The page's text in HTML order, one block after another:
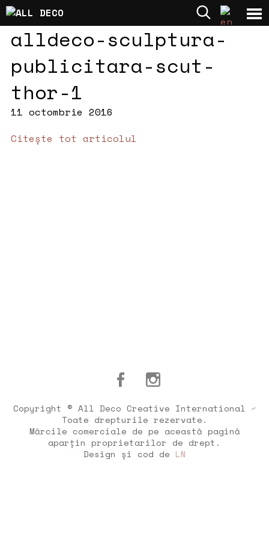
alldeco-sculptura-
publicitara-scut-
thor-1
11 octombrie 2016
Citește tot articolul
Copyright © All Deco Creative International ⁄
Toate drepturile rezervate.
Mărcile comerciale de pe această pagină
aparțin proprietarilor de drept.
Design și cod de LN